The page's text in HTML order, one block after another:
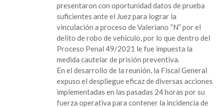
presentaron con oportunidad datos de prueba
suficientes ante el Juez para lograr la
vinculación a proceso de Valeriano “N” por el
delito de robo de vehículo, por lo que dentro del
Proceso Penal 49/2021 le fue impuesta la
medida cautelar de prisión preventiva.
En el desarrollo de la reunión, la Fiscal General
expuso el despliegue eficaz de diversas acciones
implementadas en las pasadas 24 horas por su
fuerza operativa para contener la incidencia de